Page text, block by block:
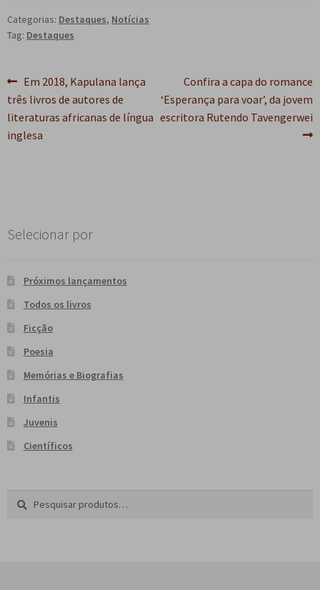
Categorias: Destaques, Notícias
Tag: Destaques
Navegação
de
Post
Post
anterior:
Em 2018, Kapulana lança
três livros de autores de
literaturas africanas de língua
inglesa
Próximo
post:
Confira a capa do romance
‘Esperança para voar’, da jovem
escritora Rutendo Tavengerwei
Selecionar por
Próximos lançamentos
Todos os livros
Ficção
Poesia
Memórias e Biografias
Infantis
Juvenis
Científicos
Pesquisar